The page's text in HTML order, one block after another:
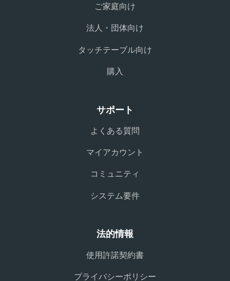
ご家庭向け
法人・団体向け
タッチテーブル向け
購入
サポート
よくある質問
マイアカウント
コミュニティ
システム要件
法的情報
使用許諾契約書
プライバシーポリシー